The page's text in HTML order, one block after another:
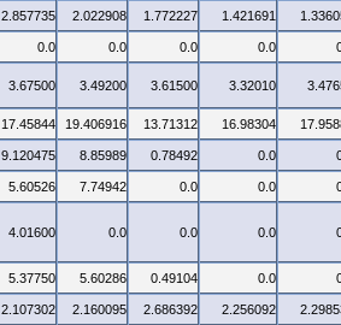
2.857735 2.022908 1.772227 1.421691
0.0 0.0 0.0 0.0
3.67500 3.49200 3.61500 3.32010
17.45844 19.406916 13.71312 16.98304
9.120475 8.85989 0.78492 0.0
5.60526 7.74942 0.0 0.0
4.01600 0.0 0.0 0.0
5.37750 5.60286 0.49104 0.0
2.107302 2.160095 2.686392 2.256092